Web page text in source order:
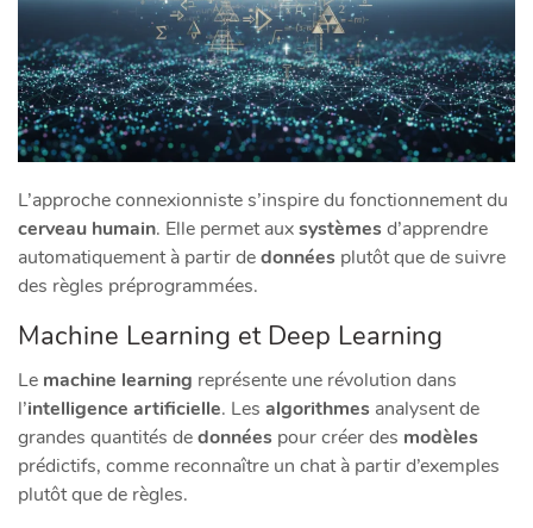
L’approche connexionniste s’inspire du fonctionnement du
cerveau humain. Elle permet auxsystèmesd’apprendre
automatiquement à partir dedonnées plutôt que de suivre
des règles préprogrammées.
Machine Learning et Deep Learning
Le machine learning représente une révolution dans
l’intelligence artificielle. Les algorithmes analysent de
grandes quantités dedonnées pour créer des modèles
prédictifs, comme reconnaître un chat à partir d’exemples
plutôt que de règles.